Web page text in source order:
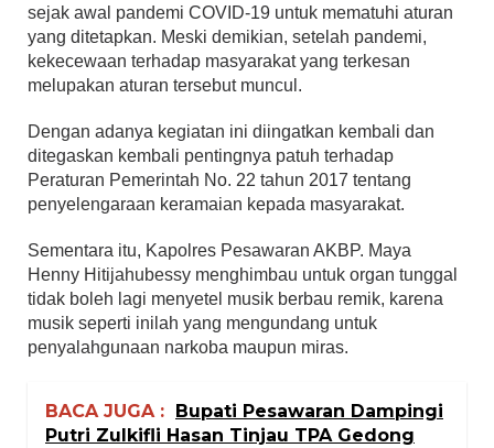
sejak awal pandemi COVID-19 untuk mematuhi aturan
yang ditetapkan. Meski demikian, setelah pandemi,
kekecewaan terhadap masyarakat yang terkesan
melupakan aturan tersebut muncul.
Dengan adanya kegiatan ini diingatkan kembali dan
ditegaskan kembali pentingnya patuh terhadap
Peraturan Pemerintah No. 22 tahun 2017 tentang
penyelengaraan keramaian kepada masyarakat.
Sementara itu, Kapolres Pesawaran AKBP. Maya
Henny Hitijahubessy menghimbau untuk organ tunggal
tidak boleh lagi menyetel musik berbau remik, karena
musik seperti inilah yang mengundang untuk
penyalahgunaan narkoba maupun miras.
BACA JUGA :
Bupati Pesawaran Dampingi
Putri Zulkifli Hasan Tinjau TPA Gedong